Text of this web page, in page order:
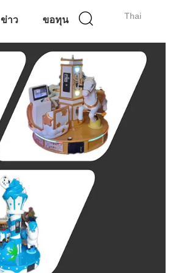
Thai
ข่าว ขอทุน